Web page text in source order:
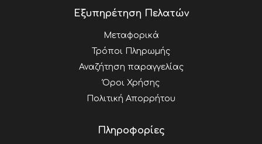
Εξυπηρέτηση Πελατών
Μεταφορικά
Τρόποι Πληρωμής
Αναζήτηση παραγγελίας
Όροι Χρήσης
Πολιτική Απορρήτου
Πληροφορίες